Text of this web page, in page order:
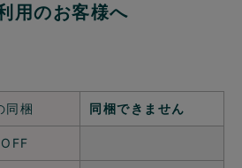
用のお客様へ
同梱 同梱できません